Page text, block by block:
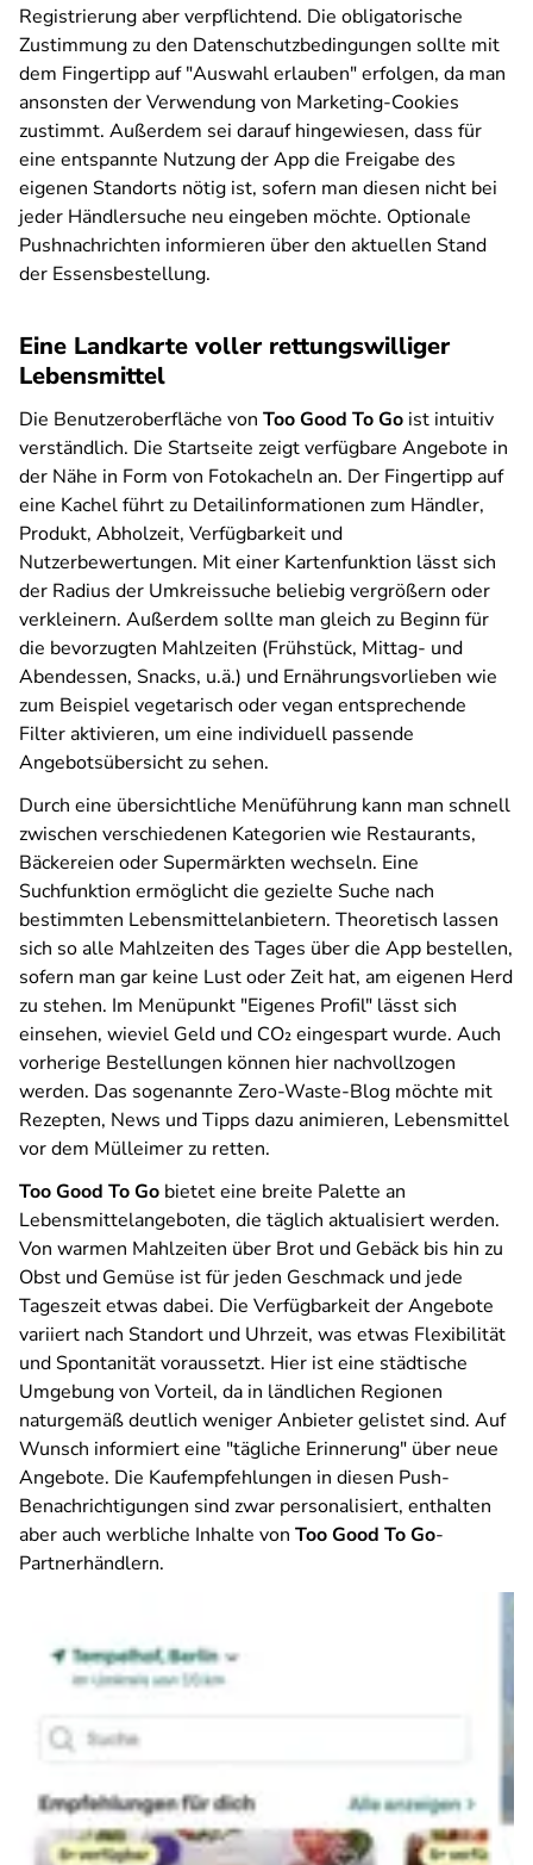
Registrierung aber verpflichtend. Die obligatorische
Zustimmung zu den Datenschutzbedingungen sollte mit
dem Fingertipp auf "Auswahl erlauben" erfolgen, da man
ansonsten der Verwendung von Marketing-Cookies
zustimmt. Außerdem sei darauf hingewiesen, dass für
eine entspannte Nutzung der App die Freigabe des
eigenen Standorts nötig ist, sofern man diesen nicht bei
jeder Händlersuche neu eingeben möchte. Optionale
Pushnachrichten informieren über den aktuellen Stand
der Essensbestellung.
Eine Landkarte voller rettungswilliger
Lebensmittel
Die Benutzeroberfläche von Too Good To Go ist intuitiv
verständlich. Die Startseite zeigt verfügbare Angebote in
der Nähe in Form von Fotokacheln an. Der Fingertipp auf
eine Kachel führt zu Detailinformationen zum Händler,
Produkt, Abholzeit, Verfügbarkeit und
Nutzerbewertungen. Mit einer Kartenfunktion lässt sich
der Radius der Umkreissuche beliebig vergrößern oder
verkleinern. Außerdem sollte man gleich zu Beginn für
die bevorzugten Mahlzeiten (Frühstück, Mittag- und
Abendessen, Snacks, u.ä.) und Ernährungsvorlieben wie
zum Beispiel vegetarisch oder vegan entsprechende
Filter aktivieren, um eine individuell passende
Angebotsübersicht zu sehen.
Durch eine übersichtliche Menüführung kann man schnell
zwischen verschiedenen Kategorien wie Restaurants,
Bäckereien oder Supermärkten wechseln. Eine
Suchfunktion ermöglicht die gezielte Suche nach
bestimmten Lebensmittelanbietern. Theoretisch lassen
sich so alle Mahlzeiten des Tages über die App bestellen,
sofern man gar keine Lust oder Zeit hat, am eigenen Herd
zu stehen. Im Menüpunkt "Eigenes Profil" lässt sich
einsehen, wieviel Geld und CO₂ eingespart wurde. Auch
vorherige Bestellungen können hier nachvollzogen
werden. Das sogenannte Zero-Waste-Blog möchte mit
Rezepten, News und Tipps dazu animieren, Lebensmittel
vor dem Mülleimer zu retten.
Too Good To Go bietet eine breite Palette an
Lebensmittelangeboten, die täglich aktualisiert werden.
Von warmen Mahlzeiten über Brot und Gebäck bis hin zu
Obst und Gemüse ist für jeden Geschmack und jede
Tageszeit etwas dabei. Die Verfügbarkeit der Angebote
variiert nach Standort und Uhrzeit, was etwas Flexibilität
und Spontanität voraussetzt. Hier ist eine städtische
Umgebung von Vorteil, da in ländlichen Regionen
naturgemäß deutlich weniger Anbieter gelistet sind. Auf
Wunsch informiert eine "tägliche Erinnerung" über neue
Angebote. Die Kaufempfehlungen in diesen Push-
Benachrichtigungen sind zwar personalisiert, enthalten
aber auch werbliche Inhalte von Too Good To Go-
Partnerhändlern.